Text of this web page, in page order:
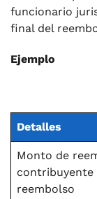
funcionario
final del
Ejemplo
Detalles
Monto de
contribuyente
reembolso